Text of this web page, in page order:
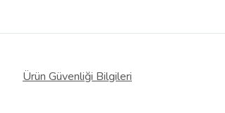
Ürün Güvenliği Bilgileri